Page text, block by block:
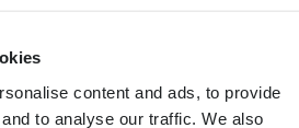
content and ads, to provide
to analyse our traffic. We also